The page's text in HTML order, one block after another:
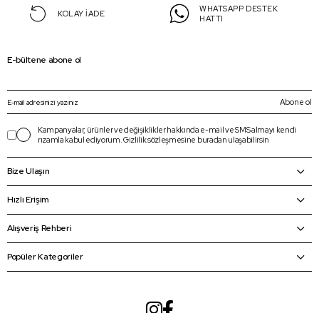
KOLAY İADE
WHATSAPP DESTEK
HATTI
E-bültene abone ol
Abone ol
Kampanyalar, ürünler ve değişiklikler hakkında e-mail ve SMS almayı kendi
rızamla kabul ediyorum.Gizlilik sözleşmesine buradan ulaşabilirsin
Bize Ulaşın
Hızlı Erişim
Alışveriş Rehberi
Popüler Kategoriler